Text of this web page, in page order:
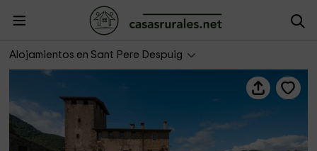
Alojamientos en Sant Pere Despuig
La Torre de Sant Pere